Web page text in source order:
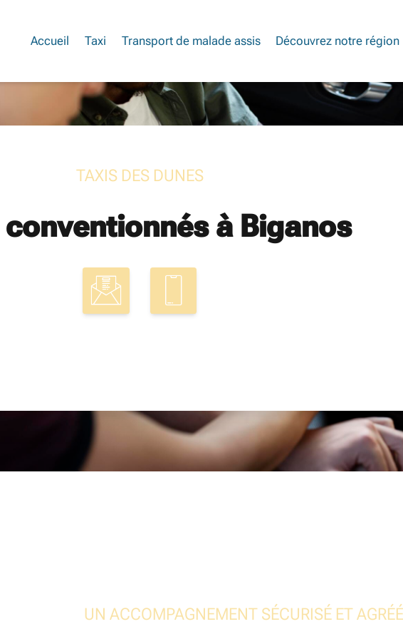
Accueil Taxi Transport de malade assis Découvrez notre région
TAXIS DES DUNES
conventionnés à Biganos
UN ACCOMPAGNEMENT SÉCURISÉ ET AGRÉÉ